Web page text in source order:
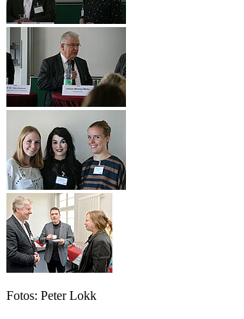
Fotos: Peter Lokk